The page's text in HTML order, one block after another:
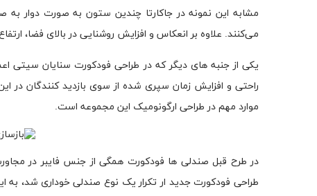
می‌کنند. علاوه بر انعکاس و افزایش روشنایی در بالای فضا،
راحتی و افزایش زمان سپری شده از سوی بازدید کنندگان در
موارد مهم در طراحی ارگونومیک این مجموعه است.
در طرح قبل صندلی ها فودکورت همگی از جنس فایبر در
طراحی فودکورت جدید ار تکرار یک نوع صندلی خوداری شد،